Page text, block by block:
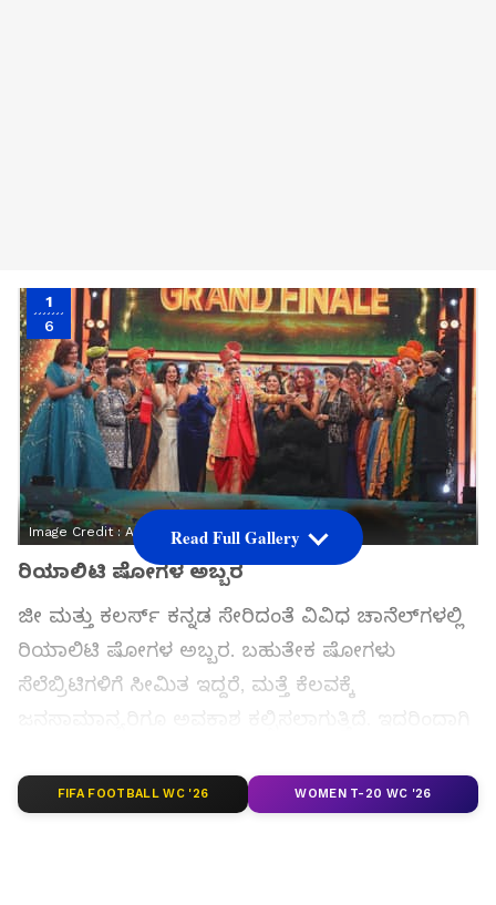
1
6
Image Credit : Asianet News
ರಿಯಾಲಿಟಿ ಷೋಗಳ ಅಬ್ಬರ
ಜೀ ಮತ್ತು ಕಲರ್ಸ್​ ಕನ್ನಡ ಸೇರಿದಂತೆ ವಿವಿಧ ಚಾನೆಲ್​ಗಳಲ್ಲಿ
ರಿಯಾಲಿಟಿ ಷೋಗಳ ಅಬ್ಬರ. ಬಹುತೇಕ ಷೋಗಳು
ಸೆಲೆಬ್ರಿಟಿಗಳಿಗೆ ಸೀಮಿತ ಇದ್ದರೆ, ಮತ್ತೆ ಕೆಲವಕ್ಕೆ
Read Full Gallery
FIFA FOOTBALL WC '26 WOMEN T-20 WC '26